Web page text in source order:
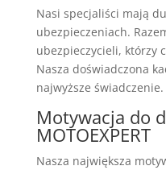
Nasi specjaliści mają
ubezpieczeniach.
ubezpieczycieli, którzy
Nasza doświadczona
najwyższe świadczenie.
Motywacja do
MOTOEXPERT
Nasza największa